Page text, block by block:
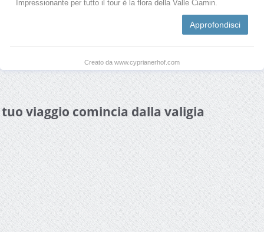
Impressionante per tutto il tour è la flora della Valle Ciamin.
Approfondisci
Creato da www.cyprianerhof.com
viaggio comincia dalla valigia